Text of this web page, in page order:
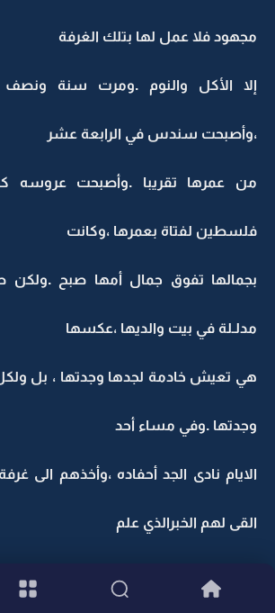
مجهود فلا عمل لها بتلك الغرفة
إلا الأكل والنوم .ومرت سنة ونصف
،وأصبحت سندس في الرابعة عشر
من عمرها تقريبا .وأصبحت عروسه
فلسطين لفتاة بعمرها ،وكانت
بجمالها تفوق جمال أمها صبح
مدلـلة في بيت والديها ،عكسها
هي تعيش خادمة لجدها وجدتها ، بل ولكل
وجدتها .وفي مساء أحد
الايام نادى الجد أحفاده ،وأخذهم الى
القى لهم الخبرالذي علم